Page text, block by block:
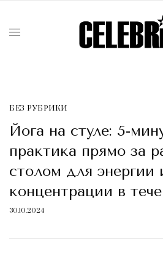
БЕЗ РУБРИКИ
Йога на стуле: 5-
практика прямо за
столом для энергии
концентрации в
30.10.2024